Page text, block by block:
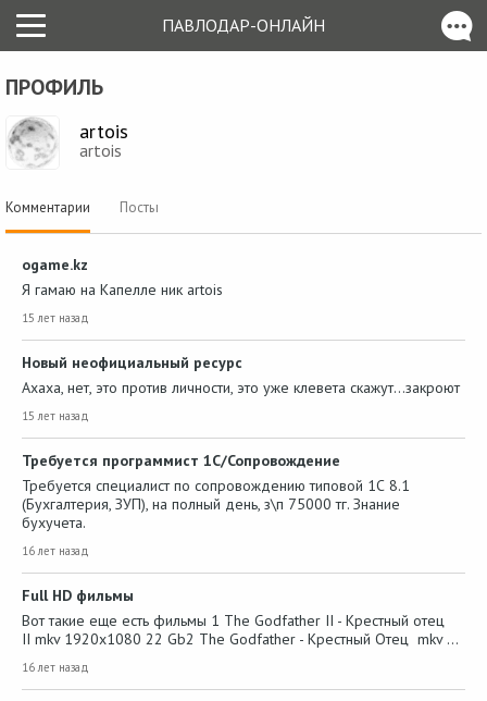
ПАВЛОДАР-ОНЛАЙН
ПРОФИЛЬ
artois
artois
Комментарии Посты
ogame.kz
Я гамаю на Капелле ник artois
15 лет назад
Новый неофициальный ресурс
Ахаха, нет, это против личности, это уже клевета скажут...закроют
15 лет назад
Требуется программист 1С/Сопровождение
Требуется специалист по сопровождению типовой 1С 8.1
(Бухгалтерия, ЗУП), на полный день, з\п 75000 тг. Знание
бухучета.
16 лет назад
Full HD фильмы
Вот такие еще есть фильмы 1 The Godfather II - Крестный отец
II mkv 1920x1080 22 Gb2 The Godfather - Крестный Отец mkv …
16 лет назад